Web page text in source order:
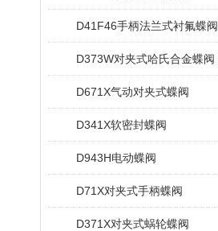
D41F46手柄法兰式衬氟蝶阀
D373W对夹式哈氏合金蝶阀
D671X气动对夹式蝶阀
D341X软密封蝶阀
D943H电动蝶阀
D71X对夹式手柄蝶阀
D371X对夹式蜗轮蝶阀